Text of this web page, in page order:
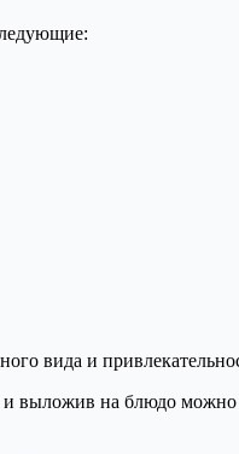
вида и
выложив на блюдо